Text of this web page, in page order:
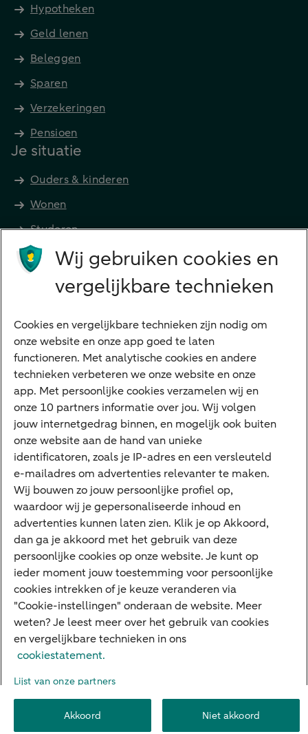
Hypotheken
Geld lenen
Beleggen
Sparen
Verzekeringen
Pensioen
Je situatie
Ouders & kinderen
Wonen
Studeren
Preferred Banking
Digitale diensten
Internet Bankieren
ABN AMRO app
Tikkie
Apple Pay
Google Pay
Veilig bankieren
Meest gezocht
Hypotheek berekenen
E.dentifier
Jaaroverzicht
Rood staan
Over ABN AMRO
Werken bij ABN AMRO
DuurzaamheidVeiligheidPrivacy DisclaimerCookie-instellingen
Wij gebruiken cookies en
vergelijkbare technieken
Cookies en vergelijkbare technieken zijn nodig om
onze website en onze app goed te laten
functioneren. Met analytische cookies en andere
technieken verbeteren we onze website en onze
app. Met persoonlijke cookies verzamelen wij en
onze 10 partners informatie over jou. Wij volgen
jouw internetgedrag binnen, en mogelijk ook buiten
onze website aan de hand van unieke
identificatoren, zoals je IP-adres en een versleuteld
e-mailadres om advertenties relevanter te maken.
Wij bouwen zo jouw persoonlijke profiel op,
waardoor wij je gepersonaliseerde inhoud en
advertenties kunnen laten zien. Klik je op Akkoord,
dan ga je akkoord met het gebruik van deze
persoonlijke cookies op onze website. Je kunt op
ieder moment jouw toestemming voor persoonlijke
cookies intrekken of je keuze veranderen via
"Cookie-instellingen" onderaan de website. Meer
weten? Je leest meer over het gebruik van cookies
en vergelijkbare technieken in ons
cookiestatement.
Lijst van onze partners
Akkoord Niet akkoord